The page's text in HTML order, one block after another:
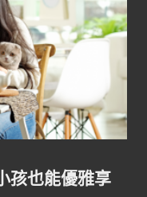
孩也能優雅享